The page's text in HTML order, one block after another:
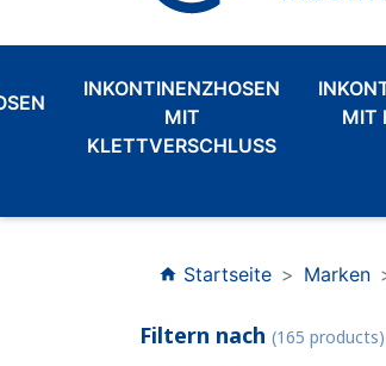
INKONTINENZHOSEN
MIT
KLETTVERSCHLUSS
MIT
home Startseite Marken
Filtern nach (165 products)